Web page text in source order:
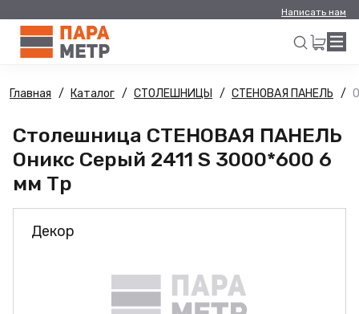
Написать нам
Искать
Главная Каталог СТОЛЕШНИЦЫ СТЕНОВАЯ ПАНЕЛЬ
Столешница СТЕНОВАЯ ПАНЕЛЬ
Оникс Серый 2411 S 3000*600 6
мм Тр
Декор